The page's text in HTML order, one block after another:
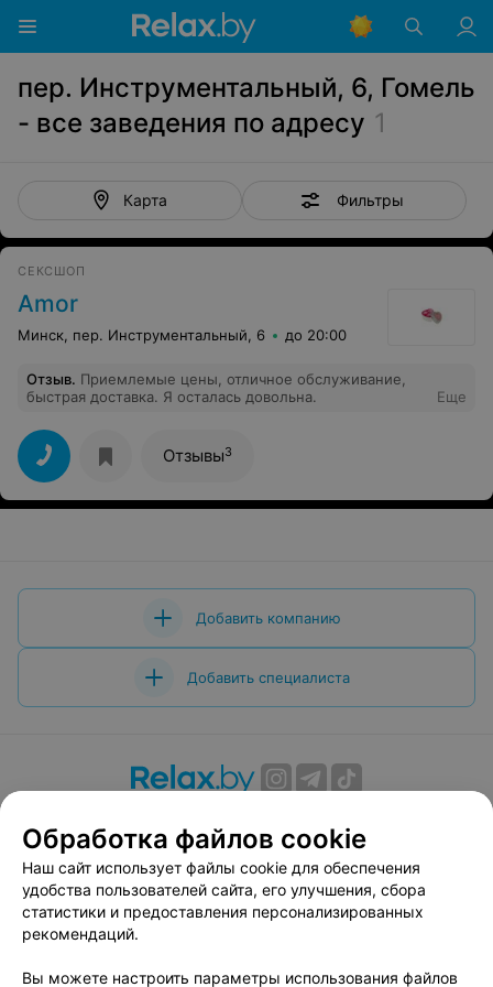
пер. Инструментальный, 6, Гомель
- все заведения по адресу 1
Карта Фильтры
СЕКСШОП
Amor
Минск, пер. Инструментальный, 6 до 20:00
Отзыв. Приемлемые цены, отличное обслуживание,
быстрая доставка. Я осталась довольна.
Еще
Отзывы3
Добавить компанию
Добавить специалиста
Вакансии
Публичный договор
Способы оплаты
Публичный договор по использованию сервиса
«Афиша»
Пользовательское соглашение
Обработка файлов cookie
Наш сайт использует файлы cookie для обеспечения
удобства пользователей сайта, его улучшения, сбора
статистики и предоставления персонализированных
рекомендаций.
Вы можете настроить параметры использования файлов